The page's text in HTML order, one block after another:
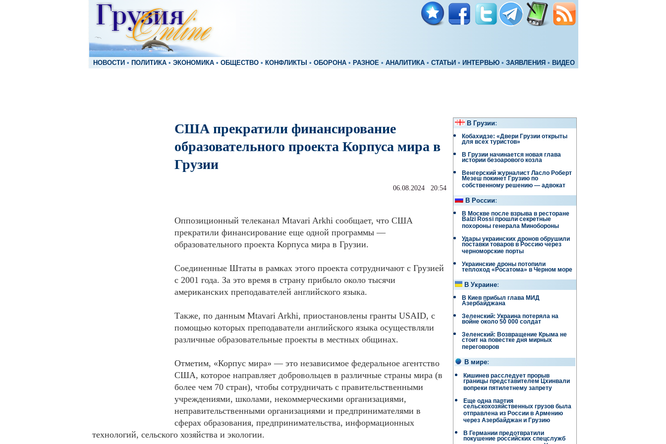
НОВОСТИ • ПОЛИТИКА • ЭКОНОМИКА • ОБЩЕСТВО • КОНФЛИКТЫ • ОБОРОНА • РАЗНОЕ • АНАЛИТИКА • СТАТЬИ • ИНТЕРВЬЮ • ЗАЯВЛЕНИЯ • ВИДЕО
США прекратили финансирование
образовательного проекта Корпуса мира в
Грузии
06.08.2024 20:54
Оппозиционный телеканал Mtavari Arkhi сообщает, что США
прекратили финансирование еще одной программы —
образовательного проекта Корпуса мира в Грузии.
Соединенные Штаты в рамках этого проекта сотрудничают с Грузией
с 2001 года. За это время в страну прибыло около тысячи
американских преподавателей английского языка.
Также, по данным Mtavari Arkhi, приостановлены гранты USAID, с
помощью которых преподаватели английского языка осуществляли
различные образовательные проекты в местных общинах.
Отметим, «Корпус мира» — это независимое федеральное агентство
США, которое направляет добровольцев в различные страны мира (в
более чем 70 стран), чтобы сотрудничать с правительственными
учреждениями, школами, некоммерческими организациями,
неправительственными организациями и предпринимателями в
сферах образования, предпринимательства, информационных
технологий, сельского хозяйства и экологии.
В Грузии:
Кобахидзе: «Двери Грузии открыты
для всех туристов»
В Грузии начинается новая глава
истории безоарового козла
Венгерский журналист Ласло Роберт
Мезеш покинет Грузию по
собственному решению — адвокат
В России:
В Москве после взрыва в ресторане
Balzi Rossi прошли секретные
похороны генерала Минобороны
Удары украинских дронов обрушили
поставки товаров в Россию через
черноморские порты
Украинские дроны потопили
теплоход «Росатома» в Черном море
В Украине:
В Киев прибыл глава МИД
Азербайджана
Зеленский: Украина потеряла на
войне около 50 000 солдат
Зеленский: Возвращение Крыма не
стоит на повестке дня мирных
переговоров
В мире:
Кишинев расследует прорыв
границы представителем Цхинвали
вопреки пятилетнему запрету
Еще одна партия
сельскохозяйственных грузов была
отправлена ​​из России в Армению
через Азербайджан и Грузию
В Германии предотвратили
покушение российских спецслужб